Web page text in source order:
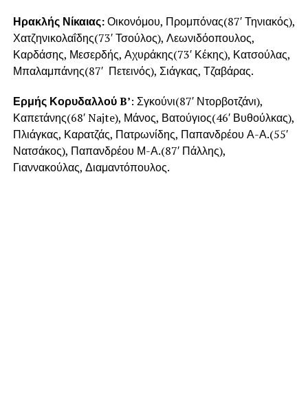
Ηρακλής Νίκαιας:Οικονόμου, Προμπόνας(87′ Τηνιακός),
Χατζηνικολαΐδης(73′ Τσούλος), Λεωνιδόοπουλος,
Καρδάσης, Μεσερδής, Αχυράκης(73′ Κέκης), Κατσούλας,
Μπαλαμπάνης(87′ Πετεινός), Σιάγκας, Τζαβάρας.
Ερμής Κορυδαλλού B’: Σγκούνι(87′ Ντορβοτζάνι),
Καπετάνης(68′ Najte), Μάνος, Βατούγιος(46′ Βυθούλκας),
Πλιάγκας, Καρατζάς, Πατρωνίδης, Παπανδρέου Α-Α.(55′
Νατσάκος), Παπανδρέου Μ-Α.(87′ Πάλλης),
Γιαννακούλας, Διαμαντόπουλος.